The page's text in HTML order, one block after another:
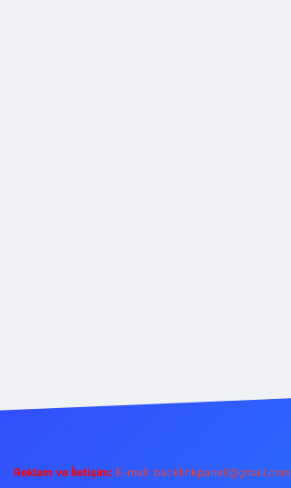
Reklam ve İletişim: E-mail: backlinkpaneli@gmail.com